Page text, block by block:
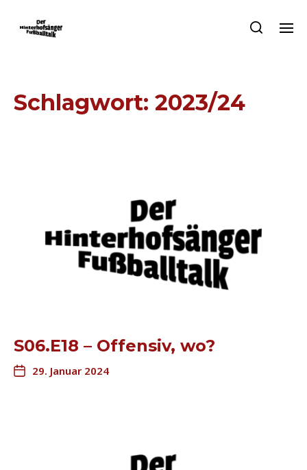
Schlagwort: 2023/24
S06.E18 – Offensiv, wo?
29. Januar 2024